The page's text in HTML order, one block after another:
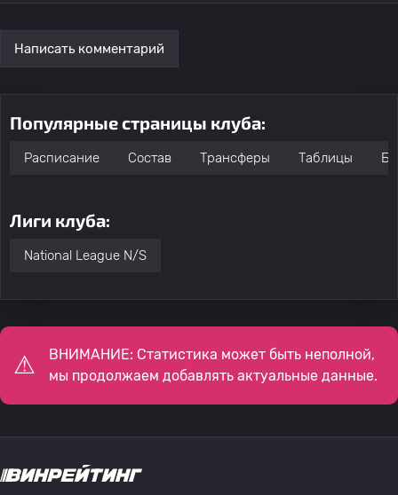
Написать комментарий
Популярные страницы клуба:
Расписание Состав Трансферы Таблицы
Лиги клуба:
National League N/S
ВНИМАНИЕ: Статистика может быть неполной,
мы продолжаем добавлять актуальные данные.